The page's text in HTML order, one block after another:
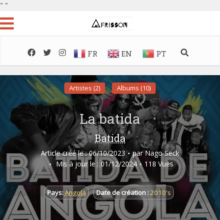
" "
FR EN PT
Artistes (2) Albums (10)
La batida
Batida
Article créé le : 06/10/2023 par Nago Seck
Mis à jour le : 01/12/2024
118 Vues
Pays:Angola Date de création :2010's